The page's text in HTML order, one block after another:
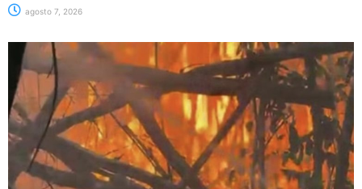
agosto 7, 2026